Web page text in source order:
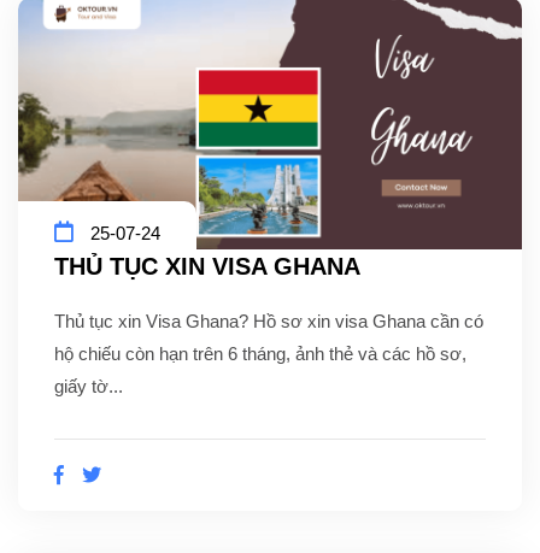
25-07-24
THỦ TỤC XIN VISA GHANA
Thủ tục xin Visa Ghana? Hồ sơ xin visa Ghana cần có
hộ chiếu còn hạn trên 6 tháng, ảnh thẻ và các hồ sơ,
giấy tờ...